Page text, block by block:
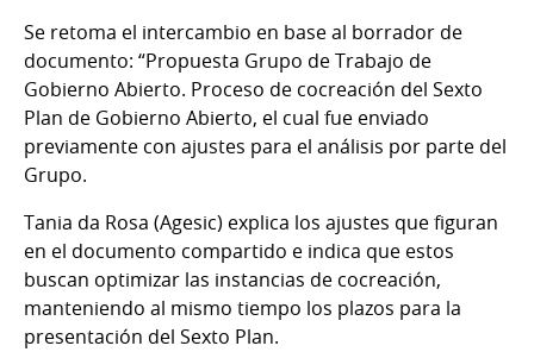
Se retoma el intercambio en base al borrador de
documento: “Propuesta Grupo de Trabajo de
Gobierno Abierto. Proceso de cocreación del Sexto
Plan de Gobierno Abierto, el cual fue enviado
previamente con ajustes para el análisis por parte del
Grupo.
Tania da Rosa (Agesic) explica los ajustes que figuran
en el documento compartido e indica que estos
buscan optimizar las instancias de cocreación,
manteniendo al mismo tiempo los plazos para la
presentación del Sexto Plan.